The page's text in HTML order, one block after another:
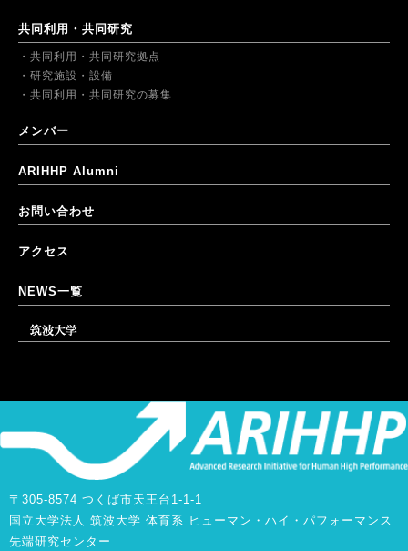
共同利用・共同研究
共同利用・共同研究拠点
研究施設・設備
共同利用・共同研究の募集
メンバー
ARIHHP Alumni
お問い合わせ
アクセス
NEWS一覧
〒305-8574 つくば市天王台1-1-1
国立大学法人 筑波大学 体育系 ヒューマン・ハイ・パフォーマンス
先端研究センター